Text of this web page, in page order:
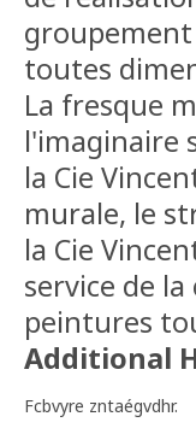
groupement
toutes
La fresque
l'imaginaire
la Cie
murale, le
la Cie
service de
peintures
Additional
Fcbvyre zntaégvdhr.